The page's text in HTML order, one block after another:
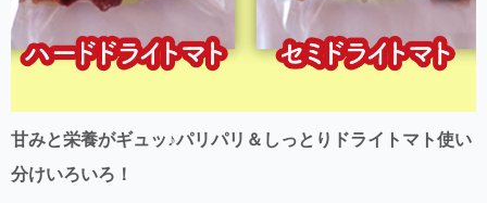
甘みと栄養がギュッ♪パリパリ＆しっとりドライトマト使い
分けいろいろ！